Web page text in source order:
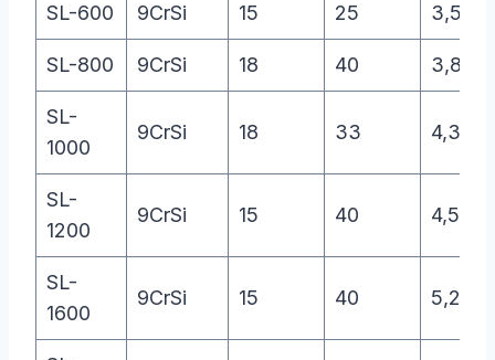
SL-600 9CrSi 15 25
SL-800 9CrSi 18 40
SL-
1000
9CrSi 18 33
SL-
1200
9CrSi 15 40
SL-
1600
9CrSi 15 40